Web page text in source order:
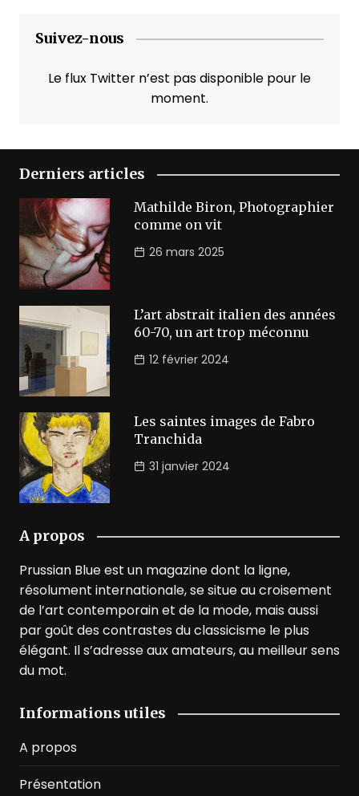
Suivez-nous
Le flux Twitter n’est pas disponible pour le
moment.
Derniers articles
Mathilde Biron, Photographier
comme on vit
26 mars 2025
L’art abstrait italien des années
60-70, un art trop méconnu
12 février 2024
Les saintes images de Fabro
Tranchida
31 janvier 2024
A propos
Prussian Blue est un magazine dont la ligne,
résolument internationale, se situe au croisement
de l’art contemporain et de la mode, mais aussi
par goût des contrastes du classicisme le plus
élégant. Il s’adresse aux amateurs, au meilleur sens
du mot.
Informations utiles
A propos
Présentation